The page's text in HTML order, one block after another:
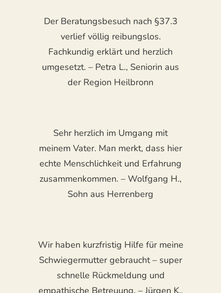
Der Beratungsbesuch nach §37.3
verlief völlig reibungslos.
Fachkundig erklärt und herzlich
umgesetzt. – Petra L., Seniorin aus
der Region Heilbronn
Sehr herzlich im Umgang mit
meinem Vater. Man merkt, dass hier
echte Menschlichkeit und Erfahrung
zusammenkommen. – Wolfgang H.,
Sohn aus Herrenberg
Wir haben kurzfristig Hilfe für meine
Schwiegermutter gebraucht – super
schnelle Rückmeldung und
empathische Betreuung. – Jürgen K.,